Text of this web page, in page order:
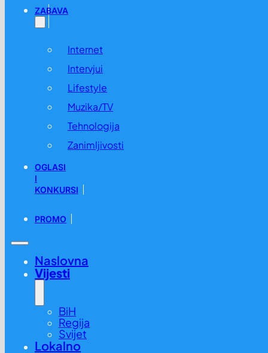
ZABAVA
Internet
Intervjui
Lifestyle
Muzika/TV
Tehnologija
Zanimljivosti
OGLASI
I
KONKURSI
PROMO
Naslovna
Vijesti
BiH
Regija
Svijet
Lokalno